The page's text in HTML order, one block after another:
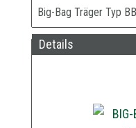
Big-Bag Träger Typ
Details